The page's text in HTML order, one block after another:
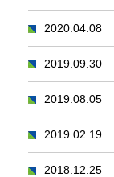
2020.04.08
2019.09.30
2019.08.05
2019.02.19
2018.12.25